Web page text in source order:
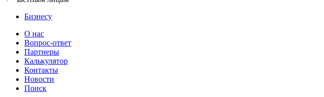
Бизнесу
О нас
Вопрос-ответ
Партнеры
Калькулятор
Контакты
Новости
Поиск